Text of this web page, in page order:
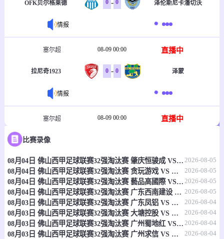
OFK贝尔格莱德 0 - 0 泽伦斯尼卡潘切沃
情报
塞尔超 08-09 00:00 直播中
拉尼奇1923 0 - 0 泽蒙
情报
塞尔超 08-09 00:00 直播中
瑞德尼基
情报
塞尔超 08-09 00:00 直播中
伏伊伏丁那 0 - 0 苏杜利察
情报
比赛录像
08月04日 佛山西甲足球联赛32强淘汰赛 肇庆恒骏成 VS 三七互娱 全场录像 2026-08-05
08月04日 佛山西甲足球联赛32强淘汰赛 贪玩游戏 VS 美的薪火 全场录像 2026-08-05
08月04日 佛山西甲足球联赛32强淘汰赛 藝品高國際 VS 湛江狂狼·粵辉能源 全场录像 2026-08-05
08月04日 佛山西甲足球联赛32强淘汰赛 广东西南建设 VS 香港圣徒 全场录像 2026-08-05
08月03日 佛山西甲足球联赛32强淘汰赛 广东凤铝 VS 湛江八部科技 全场录像 2026-08-04
08月03日 佛山西甲足球联赛32强淘汰赛 大塘控股 VS 茂名市点都得 全场录像 2026-08-04
08月03日 佛山西甲足球联赛32强淘汰赛 广州蜀地红 VS 广州戴拿模 全场录像 2026-08-04
08月03日 佛山西甲足球联赛32强淘汰赛 广州求信 VS 顺德新青年 全场录像 2026-08-04